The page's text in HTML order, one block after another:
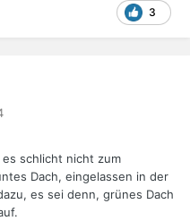
3
schlicht nicht zum
Dach, eingelassen in der
es sei denn, grünes Dach